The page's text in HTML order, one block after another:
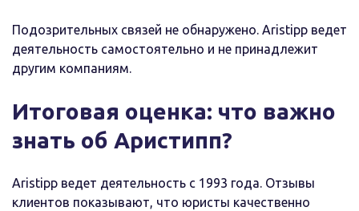
Подозрительных связей не обнаружено. Aristipp ведет
деятельность самостоятельно и не принадлежит
другим компаниям.
Итоговая оценка: что важно
знать об Аристипп?
Aristipp ведет деятельность с 1993 года. Отзывы
клиентов показывают, что юристы качественно